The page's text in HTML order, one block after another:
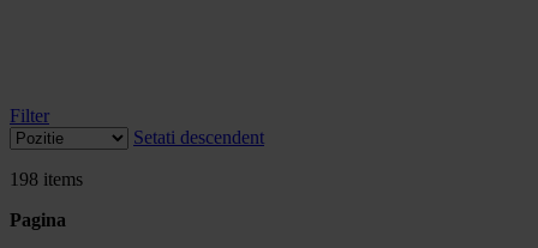
Filter
Setati descendent
198 items
Pagina